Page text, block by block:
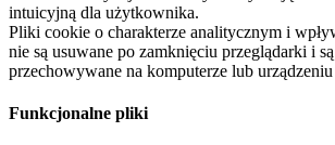
intuicyjną dla użytkownika.
Pliki cookie o charakterze analitycznym i
nie są usuwane po zamknięciu przeglądarki i
przechowywane na komputerze lub
Funkcjonalne pliki